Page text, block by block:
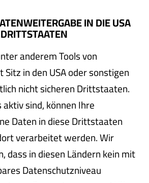
IN DIE USA
anderem Tools von
in den USA oder sonstigen
nicht sicheren Drittstaaten.
sind, können Ihre
Daten in diese Drittstaaten
verarbeitet werden. Wir
dass in diesen Ländern kein mit
Datenschutzniveau